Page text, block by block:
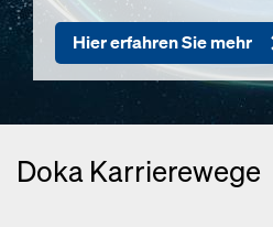
Hier erfahren Sie mehr
Doka Karrierewege